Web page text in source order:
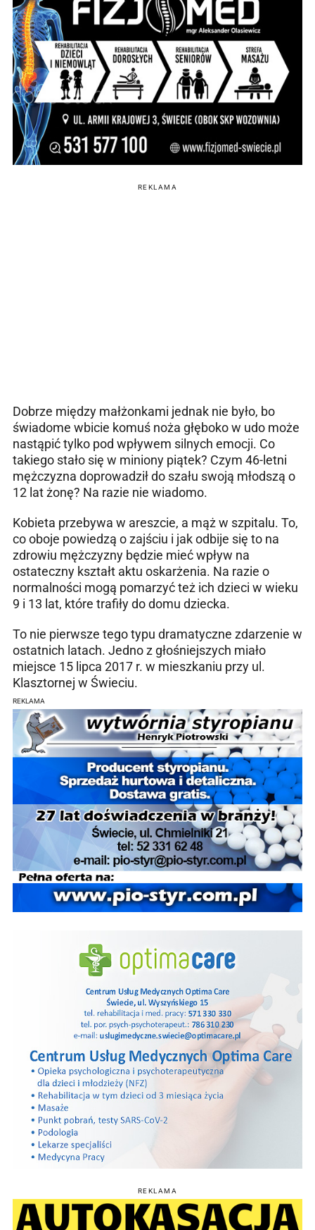
REKLAMA
Dobrze między małżonkami jednak nie było, bo
świadome wbicie komuś noża głęboko w udo może
nastąpić tylko pod wpływem silnych emocji. Co
takiego stało się w miniony piątek? Czym 46-letni
mężczyzna doprowadził do szału swoją młodszą o
12 lat żonę? Na razie nie wiadomo.
Kobieta przebywa w areszcie, a mąż w szpitalu. To,
co oboje powiedzą o zajściu i jak odbije się to na
zdrowiu mężczyzny będzie mieć wpływ na
ostateczny kształt aktu oskarżenia. Na razie o
normalności mogą pomarzyć też ich dzieci w wieku
9 i 13 lat, które trafiły do domu dziecka.
To nie pierwsze tego typu dramatyczne zdarzenie w
ostatnich latach. Jedno z głośniejszych miało
miejsce 15 lipca 2017 r. w mieszkaniu przy ul.
Klasztornej w Świeciu.
REKLAMA
REKLAMA